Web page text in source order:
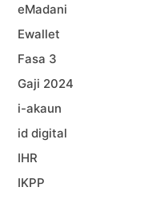
eMadani
Ewallet
Fasa 3
Gaji 2024
i-akaun
id digital
IHR
IKPP